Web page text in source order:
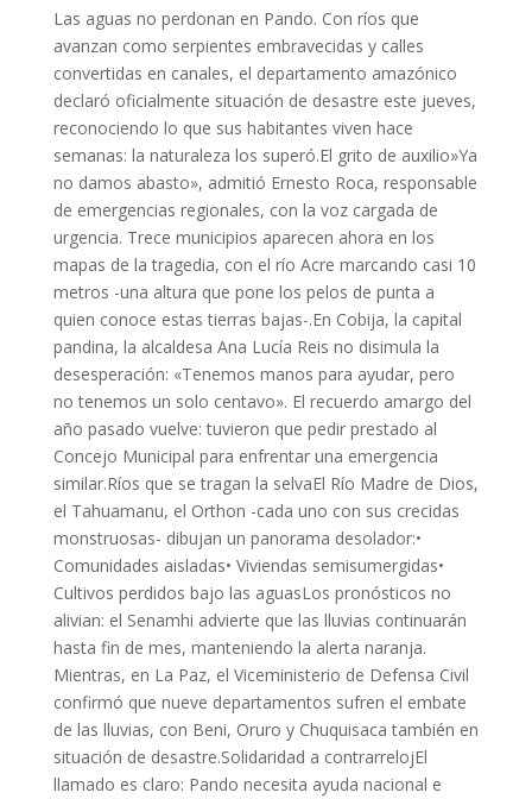
Las aguas no perdonan en Pando. Con ríos que
avanzan como serpientes embravecidas y calles
convertidas en canales, el departamento amazónico
declaró oficialmente situación de desastre este jueves,
reconociendo lo que sus habitantes viven hace
semanas: la naturaleza los superó.El grito de auxilio»Ya
no damos abasto», admitió Ernesto Roca, responsable
de emergencias regionales, con la voz cargada de
urgencia. Trece municipios aparecen ahora en los
mapas de la tragedia, con el río Acre marcando casi 10
metros -una altura que pone los pelos de punta a
quien conoce estas tierras bajas-.En Cobija, la capital
pandina, la alcaldesa Ana Lucía Reis no disimula la
desesperación: «Tenemos manos para ayudar, pero
no tenemos un solo centavo». El recuerdo amargo del
año pasado vuelve: tuvieron que pedir prestado al
Concejo Municipal para enfrentar una emergencia
similar.Ríos que se tragan la selvaEl Río Madre de Dios,
el Tahuamanu, el Orthon -cada uno con sus crecidas
monstruosas- dibujan un panorama desolador:•
Comunidades aisladas• Viviendas semisumergidas•
Cultivos perdidos bajo las aguasLos pronósticos no
alivian: el Senamhi advierte que las lluvias continuarán
hasta fin de mes, manteniendo la alerta naranja.
Mientras, en La Paz, el Viceministerio de Defensa Civil
confirmó que nueve departamentos sufren el embate
de las lluvias, con Beni, Oruro y Chuquisaca también en
situación de desastre.Solidaridad a contrarrelojEl
llamado es claro: Pando necesita ayuda nacional e